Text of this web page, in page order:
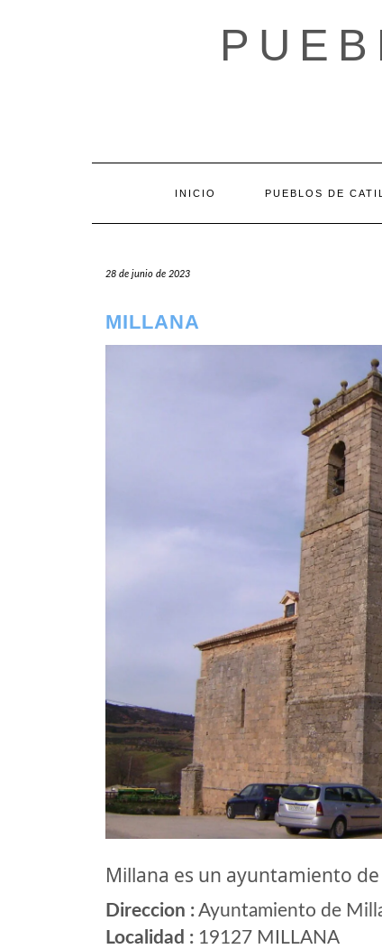
INICIO PUEBLOS DE
28 de junio de 2023
MILLANA
Millana es un ayuntamiento
Direccion :Ayuntamiento de
Localidad : 19127 MILLANA